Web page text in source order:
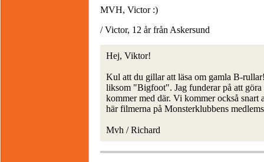
MVH, Victor :)
/ Victor, 12 år från Askersund
Hej, Viktor!
Kul att du gillar att läsa om gamla B-
liksom "Bigfoot". Jag funderar på att
kommer med där. Vi kommer också snart
här filmerna på Monsterklubbens
Mvh / Richard